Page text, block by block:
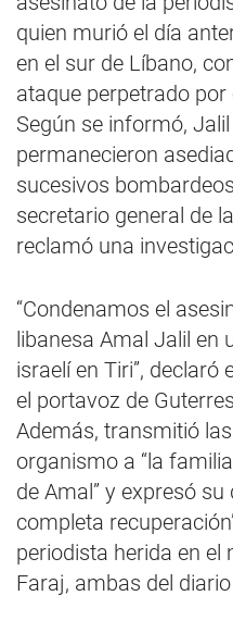
quien murió el día
en el sur de Líbano,
ataque perpetrado por
Según se informó,
permanecieron
sucesivos
secretario general de
reclamó una
“Condenamos el
libanesa Amal Jalil en
israelí en Tiri”, declaró
el portavoz de
Además, transmitió
organismo a “la
de Amal” y expresó
completa
periodista herida en el
Faraj, ambas del